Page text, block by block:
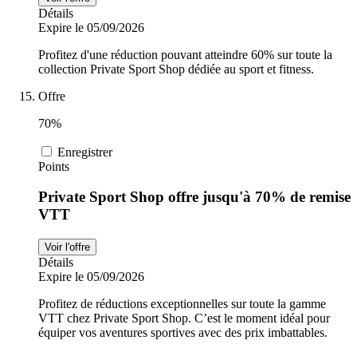
Détails
Expire le 05/09/2026
Profitez d'une réduction pouvant atteindre 60% sur toute la
collection Private Sport Shop dédiée au sport et fitness.
Offre
70%
Enregistrer
Points
Private Sport Shop offre jusqu'à 70% de remise
VTT
Voir l'offre
Détails
Expire le 05/09/2026
Profitez de réductions exceptionnelles sur toute la gamme
VTT chez Private Sport Shop. C’est le moment idéal pour
équiper vos aventures sportives avec des prix imbattables.